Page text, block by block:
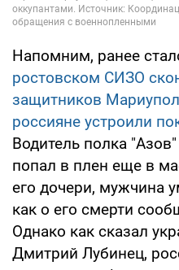
Напомним, ранее
ростовском СИЗО
защитников
россияне устроили
Водитель полка
попал в плен еще в
его дочери, мужчина
как о его смерти
Однако как сказал
Дмитрий Лубинец,